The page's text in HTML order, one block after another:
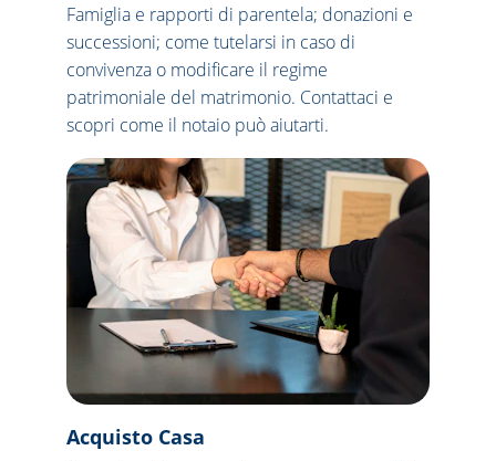
Famiglia e rapporti di parentela; donazioni e
successioni; come tutelarsi in caso di
convivenza o modificare il regime
patrimoniale del matrimonio. Contattaci e
scopri come il notaio può aiutarti.
Acquisto Casa